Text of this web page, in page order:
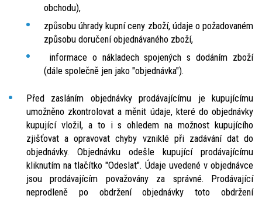
obchodu),
způsobu úhrady kupní ceny zboží, údaje o požadovaném
způsobu doručení objednávaného zboží,
informace o nákladech spojených s dodáním zboží
(dále společně jen jako "objednávka").
Před zasláním objednávky prodávajícímu je kupujícímu
umožněno zkontrolovat a měnit údaje, které do objednávky
kupující vložil, a to i s ohledem na možnost kupujícího
zjišťovat a opravovat chyby vzniklé při zadávání dat do
objednávky. Objednávku odešle kupující prodávajícímu
kliknutím na tlačítko "Odeslat". Údaje uvedené v objednávce
jsou prodávajícím považovány za správné. Prodávající
neprodleně po obdržení objednávky toto obdržení